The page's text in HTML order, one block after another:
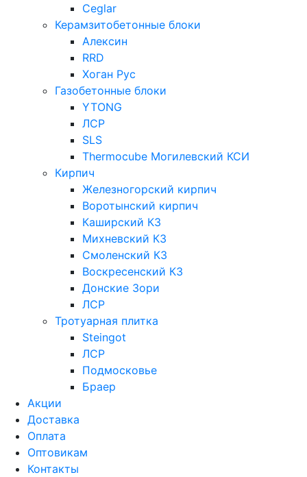
Ceglar
Керамзитобетонные блоки
Алексин
RRD
Хоган Рус
Газобетонные блоки
YTONG
ЛСР
SLS
Thermocube Могилевский КСИ
Кирпич
Железногорский кирпич
Воротынский кирпич
Каширский КЗ
Михневский КЗ
Смоленский КЗ
Воскресенский КЗ
Донские Зори
ЛСР
Тротуарная плитка
Steingot
ЛСР
Подмосковье
Браер
Акции
Доставка
Оплата
Оптовикам
Контакты